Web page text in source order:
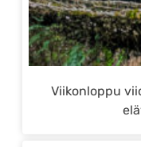
Viikonloppu